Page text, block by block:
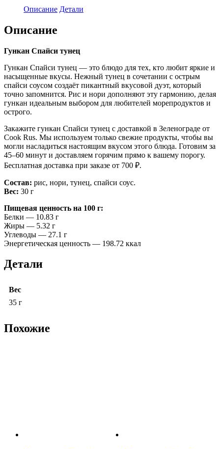
Описание Детали
Описание
Гункан Спайси тунец
Гункан Спайси тунец — это блюдо для тех, кто любит яркие и
насыщенные вкусы. Нежный тунец в сочетании с острым
спайси соусом создаёт пикантный вкусовой дуэт, который
точно запомнится. Рис и нори дополняют эту гармонию, делая
гункан идеальным выбором для любителей морепродуктов и
острого.
Закажите гункан Спайси тунец с доставкой в Зеленограде от
Cook Rus. Мы используем только свежие продукты, чтобы вы
могли насладиться настоящим вкусом этого блюда. Готовим за
45–60 минут и доставляем горячим прямо к вашему порогу.
Бесплатная доставка при заказе от 700 ₽.
Состав: рис, нори, тунец, спайси соус.
Вес: 30 г
Пищевая ценность на 100 г:
Белки — 10.83 г
Жиры — 5.32 г
Углеводы — 27.1 г
Энергетическая ценность — 198.72 ккал
Детали
Вес
35 г
Похожие